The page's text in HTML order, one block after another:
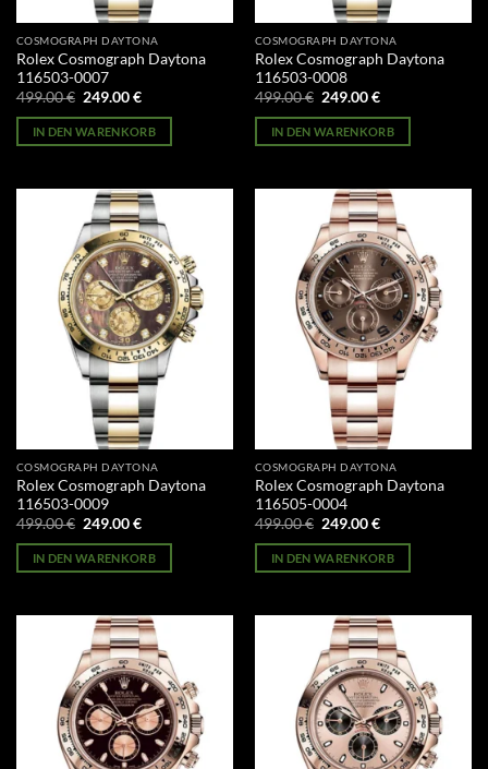
COSMOGRAPH DAYTONA
Rolex Cosmograph Daytona
116503-0007
499.00€ Ursprünglicher
war:
499.00 €
249.00€Aktueller
ist:
249.00 €.
IN DEN WARENKORB
COSMOGRAPH DAYTONA
Rolex Cosmograph Daytona
116503-0008
499.00€ Ursprünglicher
war:
499.00 €
249.00€Aktueller
ist:
249.00 €.
IN DEN WARENKORB
COSMOGRAPH DAYTONA
Rolex Cosmograph Daytona
116503-0009
499.00€ Ursprünglicher
war:
499.00 €
249.00€Aktueller
ist:
249.00 €.
IN DEN WARENKORB
COSMOGRAPH DAYTONA
Rolex Cosmograph Daytona
116505-0004
499.00€ Ursprünglicher
war:
499.00 €
249.00€Aktueller
ist:
249.00 €.
IN DEN WARENKORB